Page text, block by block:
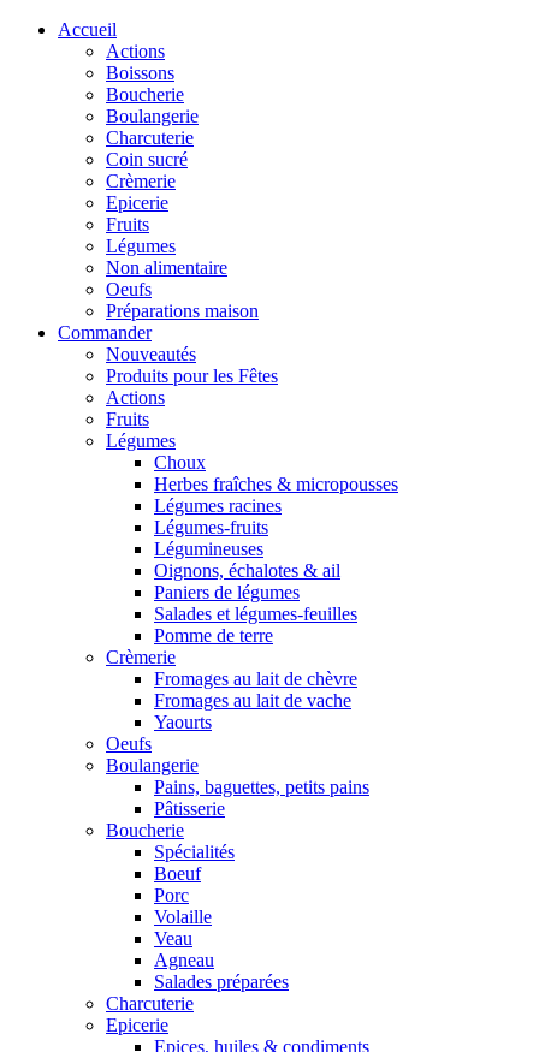
Accueil
Actions
Boissons
Boucherie
Boulangerie
Charcuterie
Coin sucré
Crèmerie
Epicerie
Fruits
Légumes
Non alimentaire
Oeufs
Préparations maison
Commander
Nouveautés
Produits pour les Fêtes
Actions
Fruits
Légumes
Choux
Herbes fraîches & micropousses
Légumes racines
Légumes-fruits
Légumineuses
Oignons, échalotes & ail
Paniers de légumes
Salades et légumes-feuilles
Pomme de terre
Crèmerie
Fromages au lait de chèvre
Fromages au lait de vache
Yaourts
Oeufs
Boulangerie
Pains, baguettes, petits pains
Pâtisserie
Boucherie
Spécialités
Boeuf
Porc
Volaille
Veau
Agneau
Salades préparées
Charcuterie
Epicerie
Epices, huiles & condiments